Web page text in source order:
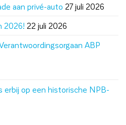
aan privé-auto 27 juli 2026
2026! 22 juli 2026
ABP
erbij op een historische NPB-